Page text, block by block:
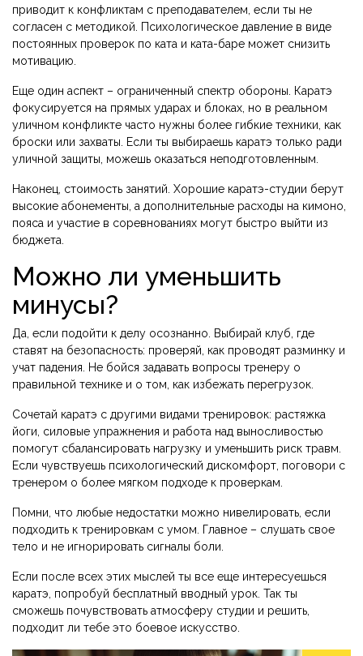
приводит к конфликтам с преподавателем, если ты не
согласен с методикой. Психологическое давление в виде
постоянных проверок по ката и ката-баре может снизить
мотивацию.
Еще один аспект – ограниченный спектр обороны. Каратэ
фокусируется на прямых ударах и блоках, но в реальном
уличном конфликте часто нужны более гибкие техники, как
броски или захваты. Если ты выбираешь каратэ только ради
уличной защиты, можешь оказаться неподготовленным.
Наконец, стоимость занятий. Хорошие каратэ-студии берут
высокие абонементы, а дополнительные расходы на кимоно,
пояса и участие в соревнованиях могут быстро выйти из
бюджета.
Можно ли уменьшить
минусы?
Да, если подойти к делу осознанно. Выбирай клуб, где
ставят на безопасность: проверяй, как проводят разминку и
учат падения. Не бойся задавать вопросы тренеру о
правильной технике и о том, как избежать перегрузок.
Сочетай каратэ с другими видами тренировок: растяжка
йоги, силовые упражнения и работа над выносливостью
помогут сбалансировать нагрузку и уменьшить риск травм.
Если чувствуешь психологический дискомфорт, поговори с
тренером о более мягком подходе к проверкам.
Помни, что любые недостатки можно нивелировать, если
подходить к тренировкам с умом. Главное – слушать свое
тело и не игнорировать сигналы боли.
Если после всех этих мыслей ты все еще интересуешься
каратэ, попробуй бесплатный вводный урок. Так ты
сможешь почувствовать атмосферу студии и решить,
подходит ли тебе это боевое искусство.